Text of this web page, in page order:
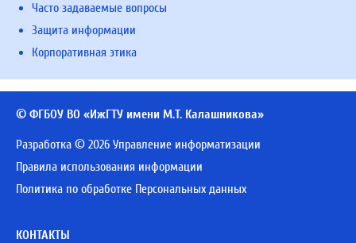
Часто задаваемые вопросы
Защита информации
Корпоративная этика
© ФГБОУ ВО «ИжГТУ имени М.Т. Калашникова»
Разработка © 2026 Управление информатизации
Правила использования информации
Политика по обработке Персональных данных
КОНТАКТЫ